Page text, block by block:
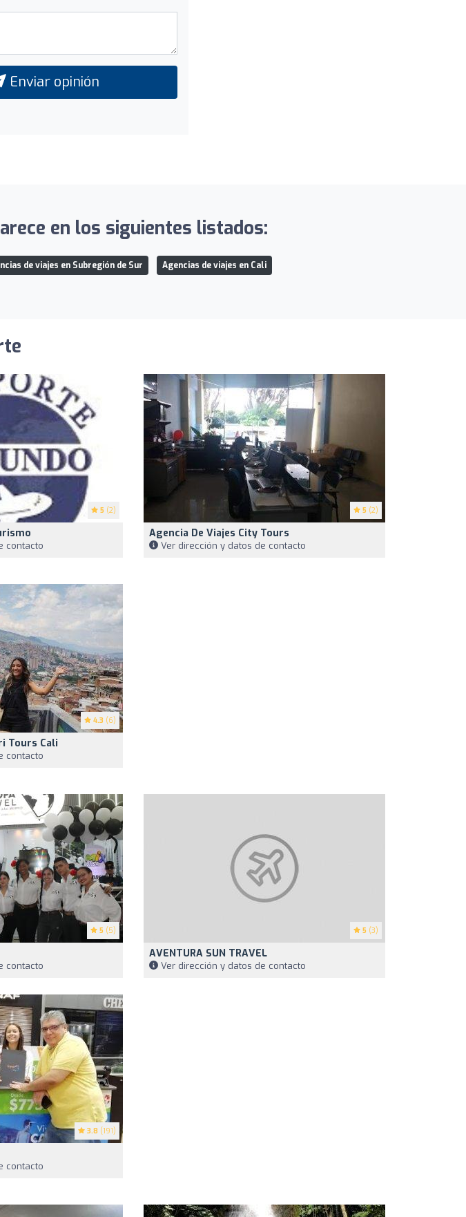
Enviar opinión
en los siguientes listados:
de viajes en Subregión de Sur Agencias de viajes en Cali
5 (2)
contacto
5 (2)
Agencia De Viajes City Tours
Ver dirección y datos de contacto
4.3 (6)
Tours Cali
contacto
5 (5)
contacto
5 (3)
AVENTURA SUN TRAVEL
Ver dirección y datos de contacto
3.8 (191)
contacto